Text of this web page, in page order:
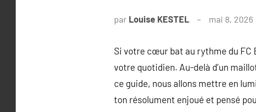
par Louise KESTEL mai 8, 2026
Si votre cœur bat au rythme du FC
votre quotidien. Au-delà d’un
ce guide, nous allons mettre en
ton résolument enjoué et pensé